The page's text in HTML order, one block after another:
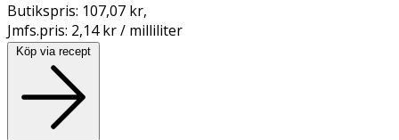
Butikspris: 107,07 kr,
Jmfs.pris: 2,14 kr / milliliter
Köp via recept